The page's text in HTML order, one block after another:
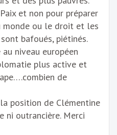
et non pour préparer
monde ou le droit et les
bafoués, piétinés.
niveau européen
plus active et
de
position de Clémentine
ni outrancière. Merci